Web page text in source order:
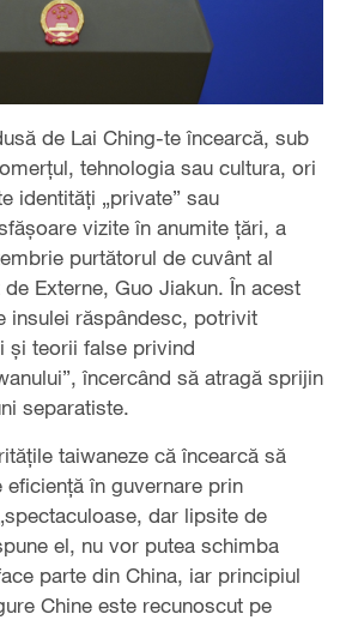
de Lai Ching-te încearcă, sub
tehnologia sau cultura, ori
identități „private” sau
vizite în anumite țări, a
purtătorul de cuvânt al
Externe, Guo Jiakun. În acest
insulei răspândesc, potrivit
și teorii false privind
încercând să atragă sprijin
separatiste.
taiwaneze că încearcă să
în guvernare prin
dar lipsite de
el, nu vor putea schimba
parte din China, iar principiul
Chine este recunoscut pe